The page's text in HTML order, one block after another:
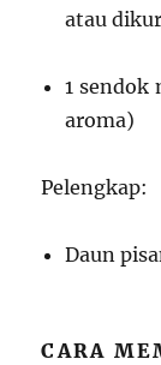
atau
1 sendok
aroma)
Pelengkap:
Daun
CARA